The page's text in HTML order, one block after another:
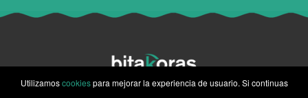
Utilizamoscookiespara mejorar la experiencia de usuario. Si continuas